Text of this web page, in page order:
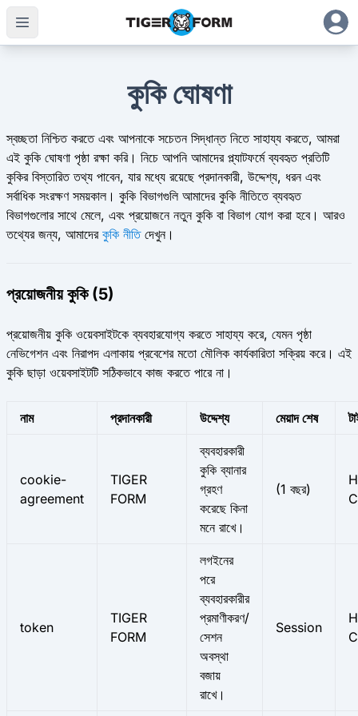
কুকি ঘোষণা
স্বচ্ছতা নিশ্চিত করতে এবং আপনাকে সচেতন সিদ্ধান্ত নিতে সাহায্য করতে, আমরা
এই কুকি ঘোষণা পৃষ্ঠা রক্ষা করি। নিচে আপনি আমাদের প্ল্যাটফর্মে ব্যবহৃত প্রতিটি
কুকির বিস্তারিত তথ্য পাবেন, যার মধ্যে রয়েছে প্রদানকারী, উদ্দেশ্য, ধরন এবং
সর্বাধিক সংরক্ষণ সময়কাল। কুকি বিভাগগুলি আমাদের কুকি নীতিতে ব্যবহৃত
বিভাগগুলোর সাথে মেলে, এবং প্রয়োজনে নতুন কুকি বা বিভাগ যোগ করা হবে। আরও
তথ্যের জন্য, আমাদের কুকি নীতিদেখুন।
প্রয়োজনীয় কুকি (5)
প্রয়োজনীয় কুকি ওয়েবসাইটকে ব্যবহারযোগ্য করতে সাহায্য করে, যেমন পৃষ্ঠা
নেভিগেশন এবং নিরাপদ এলাকায় প্রবেশের মতো মৌলিক কার্যকারিতা সক্রিয় করে। এই
কুকি ছাড়া ওয়েবসাইটটি সঠিকভাবে কাজ করতে পারে না।
নাম প্রদানকারী উদ্দেশ্য মেয়াদ শেষ
cookie-
agreement
TIGER
FORM
ব্যবহারকারী
কুকি ব্যানার
গ্রহণ
করেছে কিনা
মনে রাখে।
(1 বছর)
token
TIGER
FORM
লগইনের
পরে
ব্যবহারকারীর
প্রমাণীকরণ/
সেশন
অবস্থা
বজায়
রাখে।
Session